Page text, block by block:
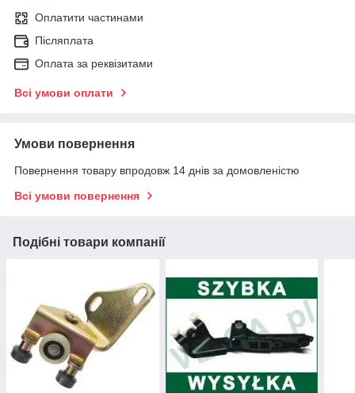
Оплатити частинами
Післяплата
Оплата за реквізитами
Всі умови оплати
Умови повернення
Повернення товару впродовж 14 днів за домовленістю
Всі умови повернення
Подібні товари компанії